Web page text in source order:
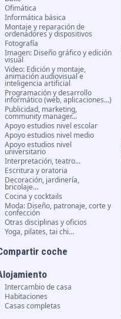
Ofimática
Informática básica
Montaje y reparación de
ordenadores y dispositivos
Fotografía
Imagen: Diseño gráfico y edición
visual
Video: Edición y montaje,
animación audiovisual e
inteligencia artificial
Programación y desarrollo
informático (web, aplicaciones...)
Publicidad, marketing,
community manager...
Apoyo estudios nivel escolar
Apoyo estudios nivel medio
Apoyo estudios nivel
universitario
Interpretación, teatro...
Escritura y oratoria
Decoración, jardinería,
bricolaje...
Cocina y cocktails
Moda: Diseño, patronaje, corte y
confección
Otras disciplinas y oficios
Yoga, pilates, tai chi...
coche
Intercambio de casa
Habitaciones
Casas completas